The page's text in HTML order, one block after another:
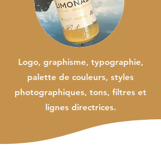
Logo, graphisme, typographie,
palette de couleurs, styles
photographiques, tons, filtres et
lignes directrices.